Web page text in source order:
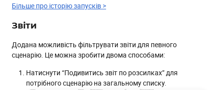
Нові поля для експорту даних
Сегментація
Більше про історію запусків >
Звіти
Додана можливість фільтрувати звіти для певного
сценарію. Це можна зробити двома способами:
Натиснути “Подивитись звіт по розсилках” для
потрібного сценарію на загальному списку.